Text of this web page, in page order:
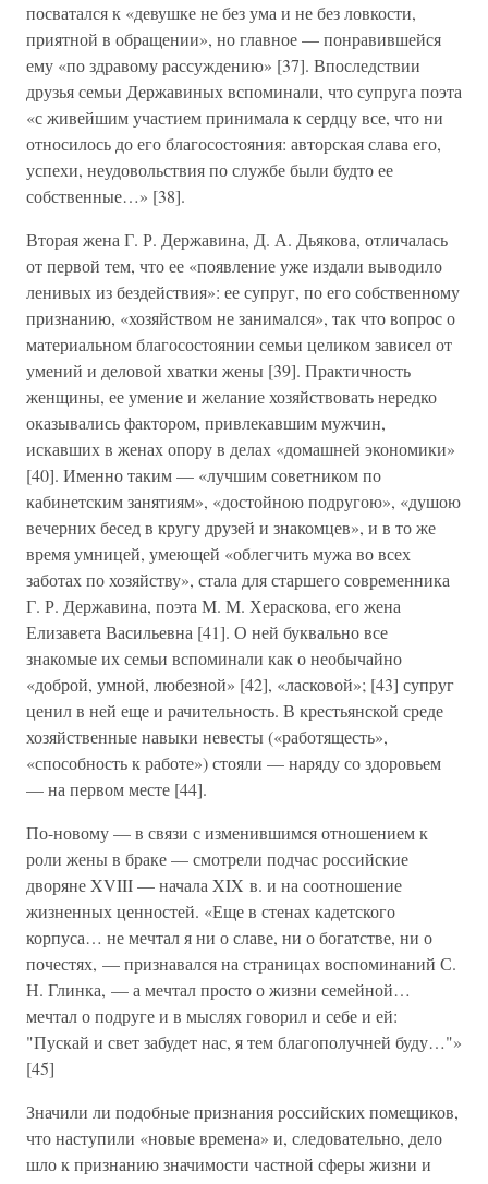
посватался к «девушке не без ума и не без ловкости,
приятной в обращении», но главное — понравившейся
ему «по здравому рассуждению» [37]. Впоследствии
друзья семьи Державиных вспоминали, что супруга поэта
«с живейшим участием принимала к сердцу все, что ни
относилось до его благосостояния: авторская слава его,
успехи, неудовольствия по службе были будто ее
собственные…» [38].
Вторая жена Г. Р. Державина, Д. А. Дьякова, отличалась
от первой тем, что ее «появление уже издали выводило
ленивых из бездействия»: ее супруг, по его собственному
признанию, «хозяйством не занимался», так что вопрос о
материальном благосостоянии семьи целиком зависел от
умений и деловой хватки жены [39]. Практичность
женщины, ее умение и желание хозяйствовать нередко
оказывались фактором, привлекавшим мужчин,
искавших в женах опору в делах «домашней экономики»
[40]. Именно таким — «лучшим советником по
кабинетским занятиям», «достойною подругою», «душою
вечерних бесед в кругу друзей и знакомцев», и в то же
время умницей, умеющей «облегчить мужа во всех
заботах по хозяйству», стала для старшего современника
Г. Р. Державина, поэта М. М. Хераскова, его жена
Елизавета Васильевна [41]. О ней буквально все
знакомые их семьи вспоминали как о необычайно
«доброй, умной, любезной» [42], «ласковой»; [43] супруг
ценил в ней еще и рачительность. В крестьянской среде
хозяйственные навыки невесты («работящесть»,
«способность к работе») стояли — наряду со здоровьем
— на первом месте [44].
По-новому — в связи с изменившимся отношением к
роли жены в браке — смотрели подчас российские
дворяне XVIII — начала XIX в. и на соотношение
жизненных ценностей. «Еще в стенах кадетского
корпуса… не мечтал я ни о славе, ни о богатстве, ни о
почестях, — признавался на страницах воспоминаний С.
Н. Глинка, — а мечтал просто о жизни семейной…
мечтал о подруге и в мыслях говорил и себе и ей:
"Пускай и свет забудет нас, я тем благополучней буду…"»
[45]
Значили ли подобные признания российских помещиков,
что наступили «новые времена» и, следовательно, дело
шло к признанию значимости частной сферы жизни и